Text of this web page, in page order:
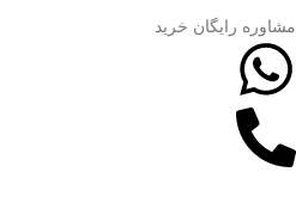
مشاوره رایگان خرید